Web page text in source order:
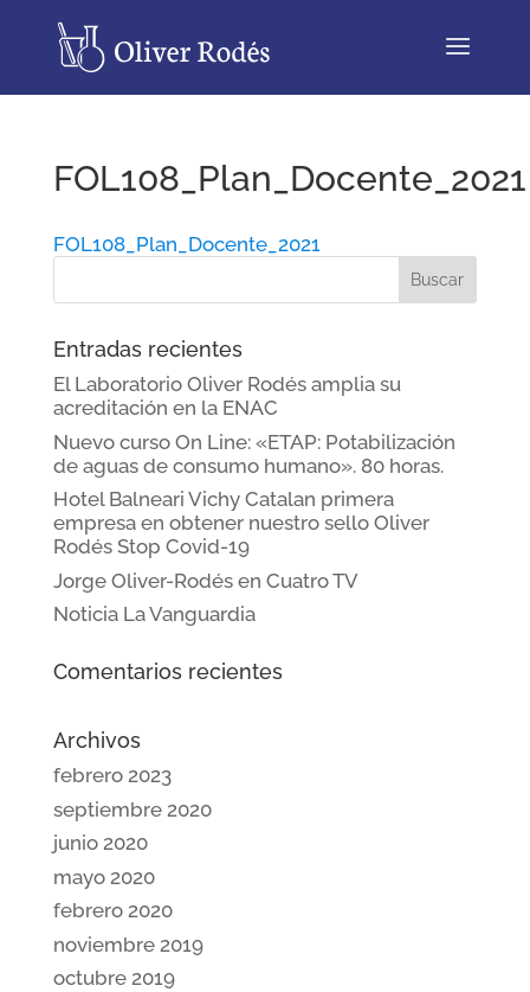
FOL108_Plan_Docente_2021
FOL108_Plan_Docente_2021
Entradas recientes
El Laboratorio Oliver Rodés amplia su
acreditación en la ENAC
Nuevo curso On Line: «ETAP: Potabilización
de aguas de consumo humano». 80 horas.
Hotel Balneari Vichy Catalan primera
empresa en obtener nuestro sello Oliver
Rodés Stop Covid-19
Jorge Oliver-Rodés en Cuatro TV
Noticia La Vanguardia
Comentarios recientes
Archivos
febrero 2023
septiembre 2020
junio 2020
mayo 2020
febrero 2020
noviembre 2019
octubre 2019